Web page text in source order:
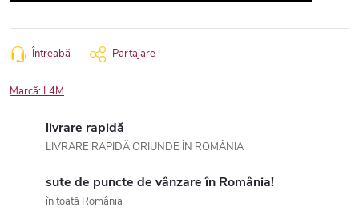
Întreabă Partajare
Marcă: L4M
livrare rapidă
LIVRARE RAPIDĂ ORIUNDE ÎN ROMÂNIA
sute de puncte de vânzare în România!
în toată România